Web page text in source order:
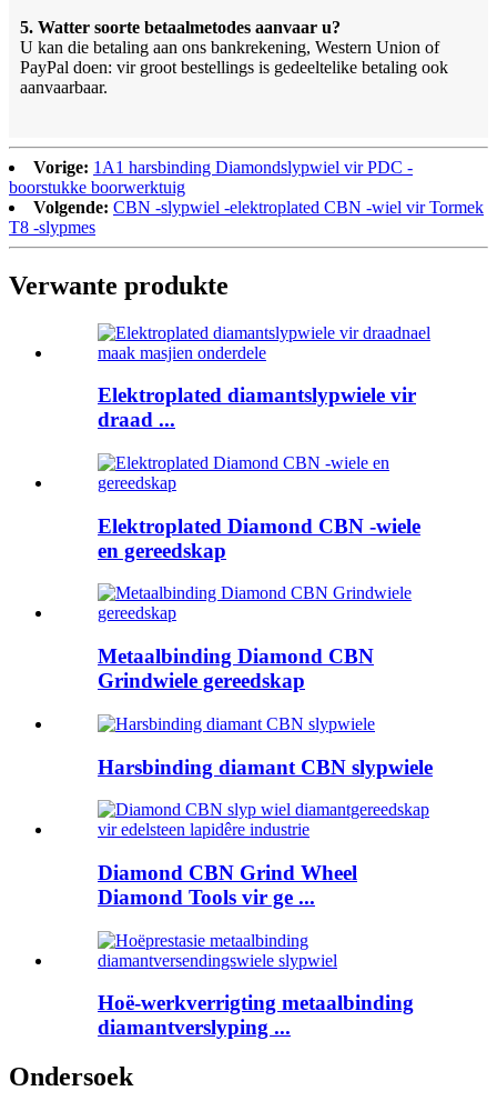
5. Watter soorte betaalmetodes aanvaar u?
U kan die betaling aan ons bankrekening, Western Union of
PayPal doen: vir groot bestellings is gedeeltelike betaling ook
aanvaarbaar.
Vorige: 1A1 harsbinding Diamondslypwiel vir PDC -
boorstukke boorwerktuig
Volgende: CBN -slypwiel -elektroplated CBN -wiel vir Tormek
T8 -slypmes
Verwante produkte
Elektroplated diamantslypwiele vir
draad ...
Elektroplated Diamond CBN -wiele
en gereedskap
Metaalbinding Diamond CBN
Grindwiele gereedskap
Harsbinding diamant CBN slypwiele
Diamond CBN Grind Wheel
Diamond Tools vir ge ...
Hoë-werkverrigting metaalbinding
diamantverslyping ...
Ondersoek